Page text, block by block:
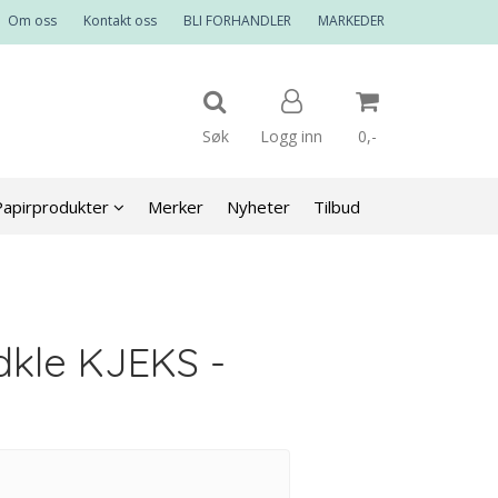
Om oss Kontakt oss BLI FORHANDLER MARKEDER
Søk Logg inn 0,-
Merker Nyheter Tilbud
KJEKS -